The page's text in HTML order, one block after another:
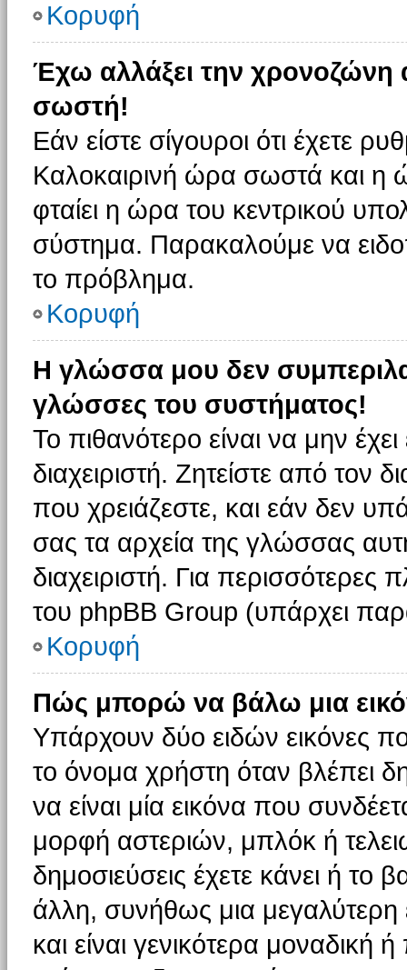
Κορυφή
Έχω αλλάξει την χρονοζώνη
σωστή!
Εάν είστε σίγουροι ότι έχετε
Καλοκαιρινή ώρα σωστά και η
φταίει η ώρα του κεντρικού
σύστημα. Παρακαλούμε να
το πρόβλημα.
Κορυφή
Η γλώσσα μου δεν
γλώσσες του συστήματος!
Το πιθανότερο είναι να μην
διαχειριστή. Ζητείστε από τον
που χρειάζεστε, και εάν δεν
σας τα αρχεία της γλώσσας
διαχειριστή. Για περισσότερες
του phpBB Group (υπάρχει
Κορυφή
Πώς μπορώ να βάλω μια
Υπάρχουν δύο ειδών εικόνες
το όνομα χρήστη όταν βλέπει
να είναι μία εικόνα που
μορφή αστεριών, μπλόκ ή
δημοσιεύσεις έχετε κάνει ή
άλλη, συνήθως μια
και είναι γενικότερα